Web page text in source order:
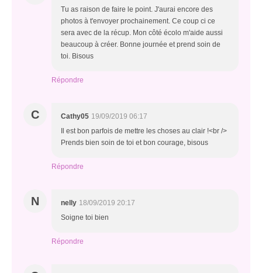
Tu as raison de faire le point. J'aurai encore des
photos à t'envoyer prochainement. Ce coup ci ce
sera avec de la récup. Mon côté écolo m'aide aussi
beaucoup à créer. Bonne journée et prend soin de
toi. Bisous
Répondre
C Cathy05 19/09/2019 06:17
Il est bon parfois de mettre les choses au clair !<br />
Prends bien soin de toi et bon courage, bisous
Répondre
N nelly 18/09/2019 20:17
Soigne toi bien
Répondre